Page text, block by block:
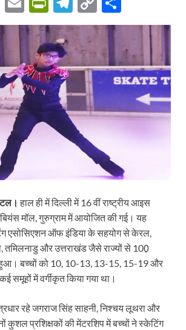
w
itt
er
m
ail
ri
nt
Fr
ie
n
dl
y
el
e
gr
a
m
o
p
y
Li
n
k
h
ar
e
हाल ही में दिल्ली में 16 वीं राष्ट्रीय आइस
मॉल, गुरुग्राम में आयोजित की गई। यह
एसोसिएशन ऑफ इंडिया के सहयोग से केरल,
तमिलनाडु और उत्तराखंड जैसे राज्यों से 100़
हुआ। बच्चों को 10, 10-13, 13-15, 15-19 और
में वर्गीकृत किया गया था।
रहे जगराज सिंह साहनी, निश्चय लूथरा और
कुशल प्रशिक्षकों की मेंटरशिप में बच्चों ने स्केटिंग